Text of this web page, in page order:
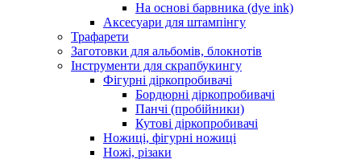
На основі барвника (dye ink)
Аксесуари для штампінгу
Трафарети
Заготовки для альбомів, блокнотів
Інструменти для скрапбукингу
Фігурні діркопробивачі
Бордюрні діркопробивачі
Панчі (пробійники)
Кутові діркопробивачі
Ножиці, фігурні ножиці
Ножі, різаки